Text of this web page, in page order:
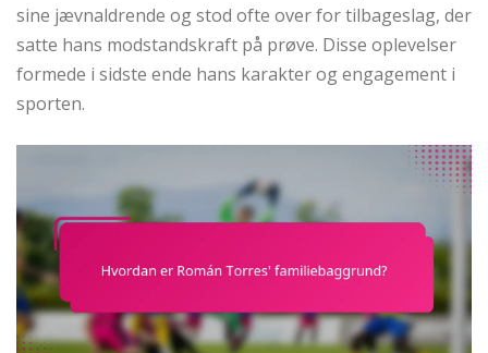
sine jævnaldrende og stod ofte over for tilbageslag, der
satte hans modstandskraft på prøve. Disse oplevelser
formede i sidste ende hans karakter og engagement i
sporten.